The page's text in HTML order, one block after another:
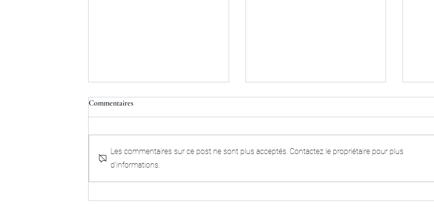
Commentaires
Les commentaires sur ce post ne sont plus acceptés. Contactez le propriétaire pour plus
d'informations.